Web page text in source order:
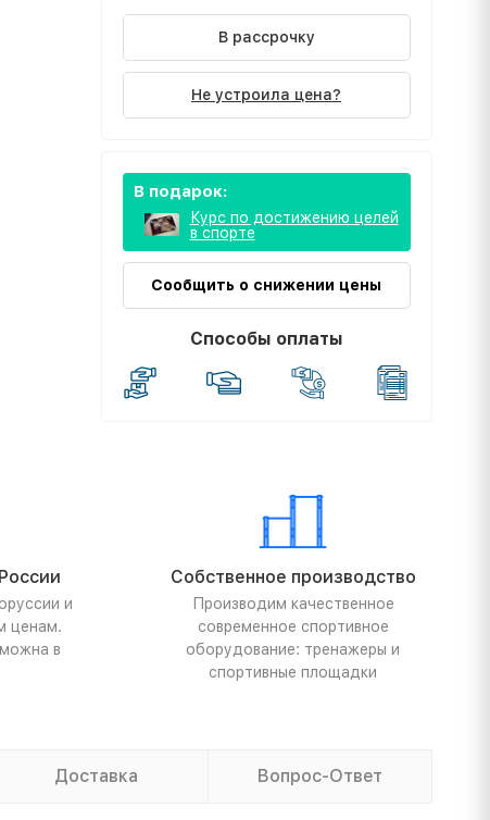
В рассрочку
Не устроила цена?
В подарок:
Курс по достижению целей
в спорте
Сообщить о снижении цены
Способы оплаты
и
ценам.
в
Собственное производство
Производим качественное
современное спортивное
оборудование: тренажеры и
спортивные площадки
Доставка Вопрос-Ответ